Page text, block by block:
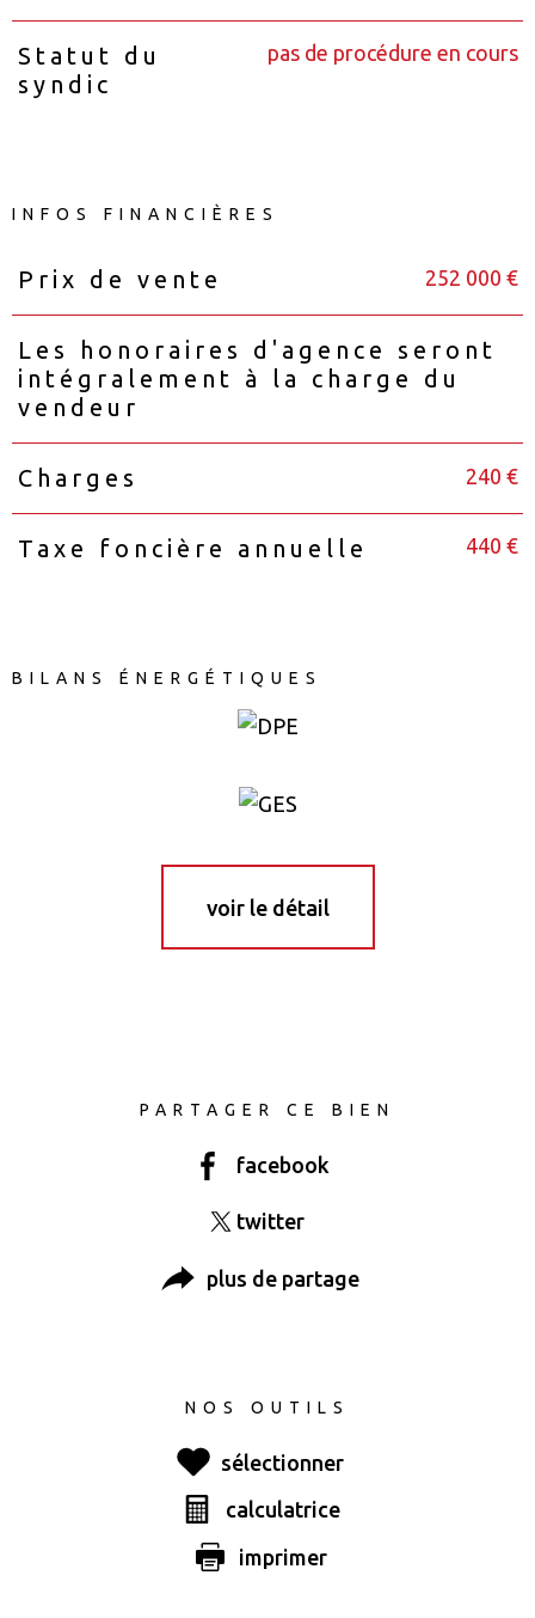
Statut du
syndic
pas de procédure en cours
INFOS FINANCIÈRES
Caractéristiques Valeurs
Prix de vente 252 000 €
Les honoraires d'agence seront
intégralement à la charge du
vendeur
Charges 240 €
Taxe foncière annuelle 440 €
BILANS ÉNERGÉTIQUES
voir le détail
PARTAGER CE BIEN
facebook
twitter
plus de partage
NOS OUTILS
sélectionner
calculatrice
imprimer
Ce bien vous